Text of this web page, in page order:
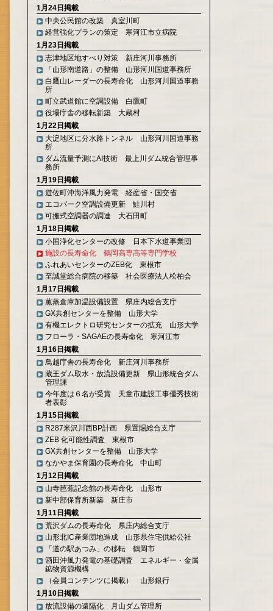
1月24日掲載
中央公民館の改築 真室川町
経営強化プランの策定 寒河江市立病院
1月23日掲載
志津地区地すべり対策 新庄河川事務所
「山形南道路」の整備 山形河川国道事務所
白鷹山レーダーの長寿命化 山形河川国道事務
所
町立武道館に空調設備 白鷹町
役場庁舎の移転新築 大蔵村
1月22日掲載
大淀地区に分水路トンネル 山形河川国道事務
所
ダム流量予測にAI技術 最上川ダム統合管理事
務所
1月19日掲載
遊佐町沖海洋風力発電 経産省・国交省
エコパーク空調設備更新 鮭川村
可搬式空調器の調達 大石田町
1月18日掲載
小国浄化センターの改修 日本下水道事業団
施設の長寿命化 鶴岡高専高等専門学校
ふれあいセンターのZEB化 東根市
至誠堂総合病院の移築 社会医療法人松柏会
1月17日掲載
薫蒸倉庫加温設備設置 県庄内総合支庁
GX共創センターを整備 山形大学
有機エレクトロ研究センターの拡充 山形大学
フローラ・SAGAEの長寿命化 寒河江市
1月16日掲載
鳥越庁舎の長寿命化 新庄河川事務所
蔵王ダム取水・放流設備更新 県山形統合ダム
管理課
今年度は６名が受賞 天童市建設工事優秀技術
者表彰
1月15日掲載
R287米沢川西BP計画 県置賜総合支庁
ZEB 化可能性調査 東根市
GX共創センターを整備 山形大学
なかやま保育園の長寿命化 中山町
1月12日掲載
山寺芭蕉記念館の長寿命化 山形市
新中部保育所新築 新庄市
1月11日掲載
荒沢ダムの長寿命化 県庄内総合支庁
山形北IC産業団地造成 山形県住宅供給公社
「道の駅あつみ」の移転 鶴岡市
酒田沖風力発電の基礎調査 エネルギー・金属
鉱物資源機構
（会員コンテンツに掲載） 山形銀行
1月10日掲載
放流設備の遠隔化 月山ダム管理所